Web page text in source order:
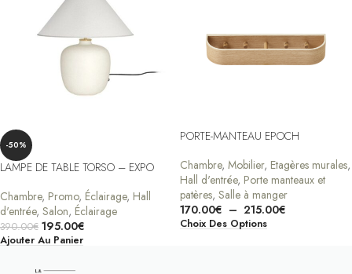
-50%
LAMPE DE TABLE TORSO – EXPO
Chambre, Promo, Éclairage, Hall
d'entrée, Salon, Éclairage
390.00€ 195.00€
Ajouter Au Panier
PORTE-MANTEAU EPOCH
Chambre, Mobilier, Etagères murales,
Hall d'entrée, Porte manteaux et
patères, Salle à manger
170.00€ – 215.00€
Choix Des Options